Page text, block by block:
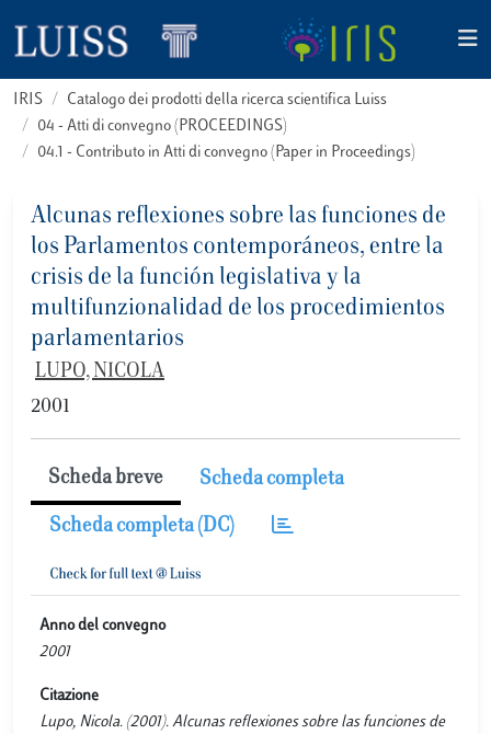
IRIS
Catalogo dei prodotti della ricerca scientifica Luiss
04 - Atti di convegno (PROCEEDINGS)
04.1 - Contributo in Atti di convegno (Paper in Proceedings)
Alcunas reflexiones sobre las funciones de
los Parlamentos contemporáneos, entre la
crisis de la función legislativa y la
multifunzionalidad de los procedimientos
parlamentarios
LUPO, NICOLA
2001
Scheda breve Scheda completa
Scheda completa (DC)
Anno del convegno
2001
Citazione
Lupo, Nicola. (2001). Alcunas reflexiones sobre las funciones de